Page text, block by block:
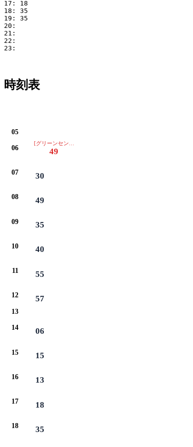
17: 18
18: 35
19: 35
20:
21:
22:
23:
時刻表
05
06
[グリーンセンター・イオン・保健センター・みよし市役所・ベ
49
07 30
08 49
09 35
10 40
11 55
12 57
13
14 06
15 15
16 13
17 18
18 35